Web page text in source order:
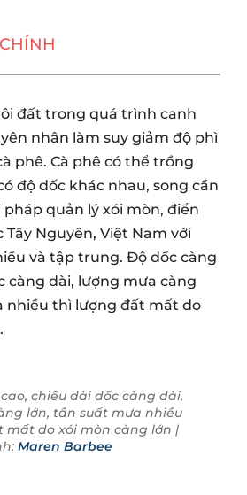
đất trong quá trình canh
nhân làm suy giảm độ phì
phê. Cà phê có thể trồng
độ dốc khác nhau, song cần
pháp quản lý xói mòn, điển
Nguyên, Việt Nam với
và tập trung. Độ dốc càng
càng dài, lượng mưa càng
nhiều thì lượng đất mất do
chiều dài dốc càng dài,
lớn, tần suất mưa nhiều
mất do xói mòn càng lớn |
Maren Barbee